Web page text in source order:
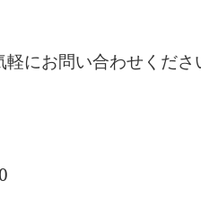
にお問い合わせくださ